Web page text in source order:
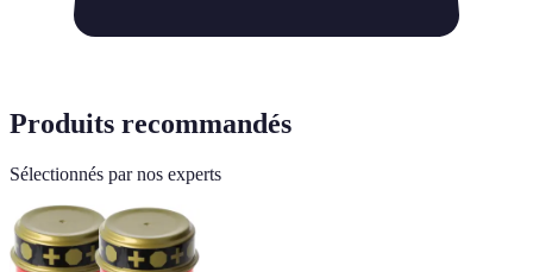
Produits recommandés
Sélectionnés par nos experts